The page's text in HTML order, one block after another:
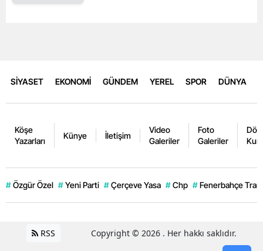
SİYASET EKONOMİ GÜNDEM YEREL SPOR DÜNYA
Köşe
Yazarları
Künye İletişim
Video
Galeriler
Foto
Galeriler
# Özgür Özel # Yeni Parti # Çerçeve Yasa # Chp # Fenerbahçe
RSS Copyright © 2026 . Her hakkı saklıdır.